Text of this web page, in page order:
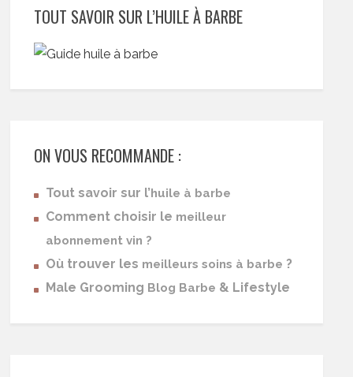
TOUT SAVOIR SUR L’HUILE À BARBE
ON VOUS RECOMMANDE :
Tout savoir sur l’huile à barbe
Comment choisir le meilleur
abonnement vin ?
Où trouver les meilleurs soins à barbe ?
Male Grooming Blog Barbe & Lifestyle